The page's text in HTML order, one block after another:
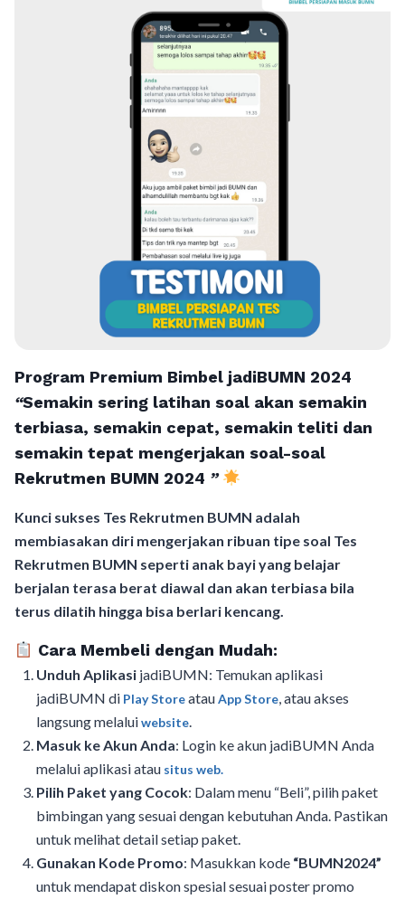
Program Premium Bimbel jadiBUMN 2024
“Semakin sering latihan soal akan semakin
terbiasa, semakin cepat, semakin teliti dan
semakin tepat mengerjakan soal-soal
Rekrutmen BUMN 2024 ”
Kunci sukses Tes Rekrutmen BUMN adalah
membiasakan diri mengerjakan ribuan tipe soal Tes
Rekrutmen BUMN seperti anak bayi yang belajar
berjalan terasa berat diawal dan akan terbiasa bila
terus dilatih hingga bisa berlari kencang.
Cara Membeli dengan Mudah:
Unduh Aplikasi jadiBUMN: Temukan aplikasi
jadiBUMN di Play StoreatauApp Store, atau akses
langsung melaluiwebsite.
Masuk ke Akun Anda: Login ke akun jadiBUMN Anda
melalui aplikasi atau situs web.
Pilih Paket yang Cocok: Dalam menu “Beli”, pilih paket
bimbingan yang sesuai dengan kebutuhan Anda. Pastikan
untuk melihat detail setiap paket.
Gunakan Kode Promo: Masukkan kode “BUMN2024”
untuk mendapat diskon spesial sesuai poster promo